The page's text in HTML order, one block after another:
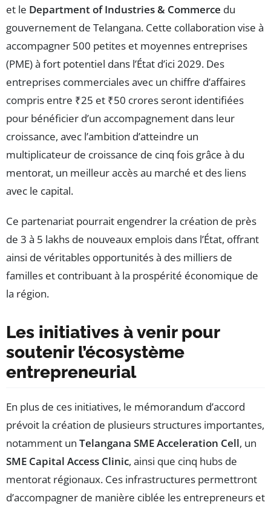
et le Department of Industries & Commerce du
gouvernement de Telangana. Cette collaboration vise à
accompagner 500 petites et moyennes entreprises
(PME) à fort potentiel dans l’État d’ici 2029. Des
entreprises commerciales avec un chiffre d’affaires
compris entre ₹25 et ₹50 crores seront identifiées
pour bénéficier d’un accompagnement dans leur
croissance, avec l’ambition d’atteindre un
multiplicateur de croissance de cinq fois grâce à du
mentorat, un meilleur accès au marché et des liens
avec le capital.
Ce partenariat pourrait engendrer la création de près
de 3 à 5 lakhs de nouveaux emplois dans l’État, offrant
ainsi de véritables opportunités à des milliers de
familles et contribuant à la prospérité économique de
la région.
Les initiatives à venir pour
soutenir l’écosystème
entrepreneurial
En plus de ces initiatives, le mémorandum d’accord
prévoit la création de plusieurs structures importantes,
notamment un Telangana SME Acceleration Cell, un
SME Capital Access Clinic, ainsi que cinq hubs de
mentorat régionaux. Ces infrastructures permettront
d’accompagner de manière ciblée les entrepreneurs et